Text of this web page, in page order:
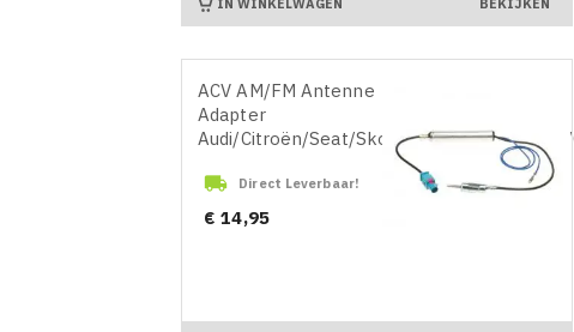
IN WINKELWAGEN BEKIJKEN
ACV AM/FM Antenne
Adapter
Audi/Citroën/Seat/Skoda/Volkswagen/Ford/
 Direct Leverbaar!
Prijs
€ 14,95